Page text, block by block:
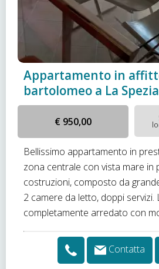
Appartamento in
bartolomeo a La Spezia
€ 950,00
Bellissimo appartamento in
zona centrale con vista mare in
costruzioni, composto da
2 camere da letto, doppi
completamente arredato con
Contatta